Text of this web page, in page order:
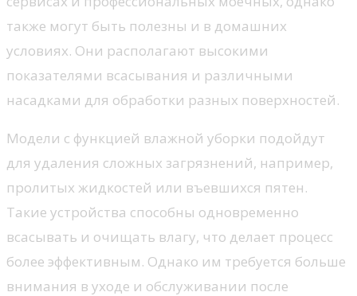
также могут быть полезны и в домашних
условиях. Они располагают высокими
показателями всасывания и различными
насадками для обработки разных поверхностей.
Модели с функцией влажной уборки подойдут
для удаления сложных загрязнений, например,
пролитых жидкостей или въевшихся пятен.
Такие устройства способны одновременно
всасывать и очищать влагу, что делает процесс
более эффективным. Однако им требуется больше
внимания в уходе и обслуживании после